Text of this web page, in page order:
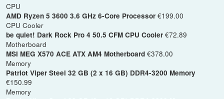
CPU
AMD Ryzen 5 3600 3.6 GHz 6-Core Processor €199.00
CPU Cooler
be quiet! Dark Rock Pro 4 50.5 CFM CPU Cooler €72.89
Motherboard
MSI MEG X570 ACE ATX AM4 Motherboard€378.00
Memory
Patriot Viper Steel 32 GB (2 x 16 GB) DDR4-3200 Memory
€150.99
Memory